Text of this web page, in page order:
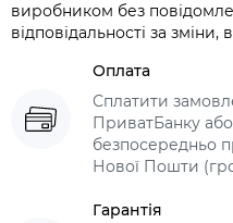
виробником без
відповідальності за
Оплата
Сплатити
ПриватБанку
безпосередньо
Нової Пошти
Гарантія